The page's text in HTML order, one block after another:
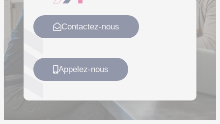
Contactez-nous
Appelez-nous